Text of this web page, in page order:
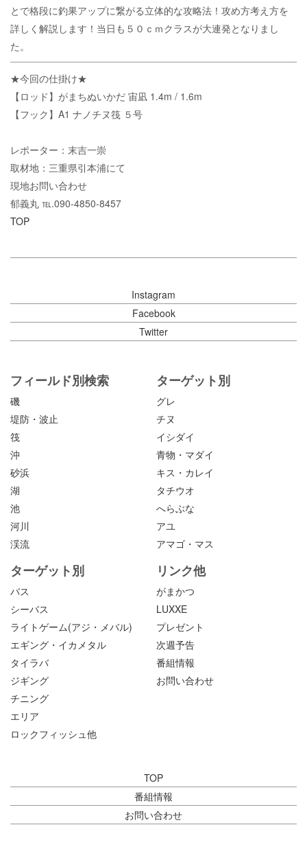
とで格段に釣果アップに繋がる立体的な攻略法！攻め方考え方を
詳しく解説します！当日も５０ｃｍクラスが大連発となりまし
た。
★今回の仕掛け★
【ロッド】がまちぬいかだ 宙凪 1.4m / 1.6m
【フック】A1 ナノチヌ筏 ５号
レポーター：末吉一崇
取材地：三重県引本浦にて
現地お問い合わせ
郁義丸 ℡.090-4850-8457
TOP
Instagram
Facebook
Twitter
フィールド別検索
磯
堤防・波止
筏
沖
砂浜
湖
池
河川
渓流
ターゲット別
グレ
チヌ
イシダイ
青物・マダイ
キス・カレイ
タチウオ
へらぶな
アユ
アマゴ・マス
ターゲット別
バス
シーバス
ライトゲーム(アジ・メバル)
エギング・イカメタル
タイラバ
ジギング
チニング
エリア
ロックフィッシュ他
リンク他
がまかつ
LUXXE
プレゼント
次週予告
番組情報
お問い合わせ
TOP
番組情報
お問い合わせ